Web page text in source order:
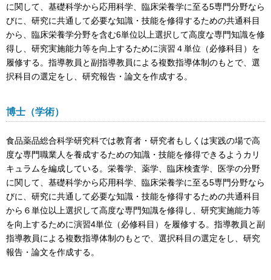
に関して、基礎科学から応用科学、臨床栄養学に至る5専門分野なら
びに、研究に共通して必要な知識・技能を修得するための共通科目
から、臨床栄養学分野を含む6単位以上選択して高度な専門知識を修
得し、研究実施能力等を向上するために演習４単位（必修科目）を
履修する。指導教員と副指導教員による複数指導体制のもとで、選
択科目の選定をし、研究報告・論文を作成する。
博士（学術）
食品薬品総合科学研究科では教育者・研究者もしくは実践の場で高
度な専門職業人を養成するための知識・技能を修得できるようカリ
キュラムを編成している。栄養学、薬学、臨床検査学、医学の分野
に関して、基礎科学から応用科学、臨床栄養学に至る5専門分野なら
びに、研究に共通して必要な知識・技能を修得するための共通科目
から６単位以上選択して高度な専門知識を修得し、研究実施能力等
を向上するために演習4単位（必修科目）を履修する。指導教員と副
指導教員による複数指導体制のもとで、選択科目の選定をし、研究
報告・論文を作成する。